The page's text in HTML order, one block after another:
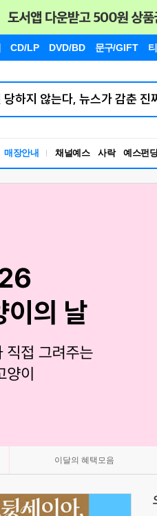
CD/LP DVD/BD 문구/GIFT
매장안내 채널예스 사락 예스펀딩
이달의 혜택모음